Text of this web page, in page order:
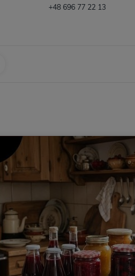
+48 696 77 22 13